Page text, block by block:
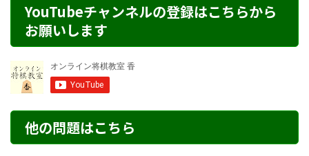
YouTubeチャンネルの登録はこちらから
お願いします
他の問題はこちら